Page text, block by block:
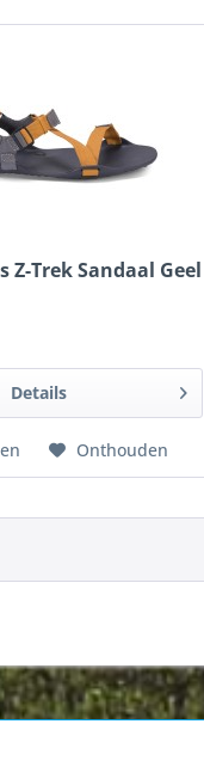
Z-Trek Sandaal Geel
Details
Onthouden